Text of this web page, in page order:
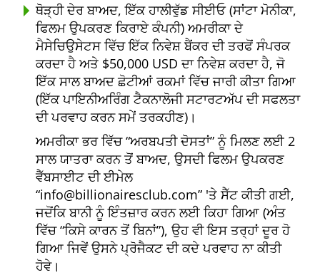
ਥੋੜ੍ਹੀ ਦੇਰ ਬਾਅਦ, ਇੱਕ ਹਾਲੀਵੁੱਡ ਸੀਈਓ (ਸਾਂਟਾ ਮੋਨੀਕਾ,
ਫਿਲਮ ਉਪਕਰਣ ਕਿਰਾਏ ਕੰਪਨੀ) ਅਮਰੀਕਾ ਦੇ
ਮੈਸੇਚਿਉਸੇਟਸ ਵਿੱਚ ਇੱਕ ਨਿਵੇਸ਼ ਬੈਂਕਰ ਦੀ ਤਰਫੋਂ ਸੰਪਰਕ
ਕਰਦਾ ਹੈ ਅਤੇ $50,000 USD ਦਾ ਨਿਵੇਸ਼ ਕਰਦਾ ਹੈ, ਜੋ
ਇੱਕ ਸਾਲ ਬਾਅਦ ਛੋਟੀਆਂ ਰਕਮਾਂ ਵਿੱਚ ਜਾਰੀ ਕੀਤਾ ਗਿਆ
(ਇੱਕ ਪਾਇਨੀਅਰਿੰਗ ਟੈਕਨਾਲੋਜੀ ਸਟਾਰਟਅੱਪ ਦੀ ਸਫਲਤਾ
ਦੀ ਪਰਵਾਹ ਕਰਨ ਸਮੇਂ ਤਰਕਹੀਣ)।
ਅਮਰੀਕਾ ਭਰ ਵਿੱਚ ਅਰਬਪਤੀ ਦੋਸਤਾਂ ਨੂੰ ਮਿਲਣ ਲਈ 2
ਸਾਲ ਯਾਤਰਾ ਕਰਨ ਤੋਂ ਬਾਅਦ, ਉਸਦੀ ਫਿਲਮ ਉਪਕਰਣ
ਵੈੱਬਸਾਈਟ ਦੀ ਈਮੇਲ
info@billionairesclub.com 'ਤੇ ਸੈੱਟ ਕੀਤੀ ਗਈ,
ਜਦੋਂਕਿ ਬਾਨੀ ਨੂੰ ਇੰਤਜ਼ਾਰ ਕਰਨ ਲਈ ਕਿਹਾ ਗਿਆ (ਅੰਤ
ਵਿੱਚ ਕਿਸੇ ਕਾਰਨ ਤੋਂ ਬਿਨਾਂ ), ਉਹ ਵੀ ਇਸ ਤਰ੍ਹਾਂ ਦੂਰ ਹੋ
ਗਿਆ ਜਿਵੇਂ ਉਸਨੇ ਪ੍ਰੋਜੈਕਟ ਦੀ ਕਦੇ ਪਰਵਾਹ ਨਾ ਕੀਤੀ
ਹੋਵੇ।